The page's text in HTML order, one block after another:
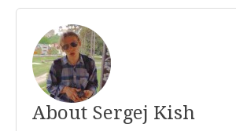
About Sergej Kish